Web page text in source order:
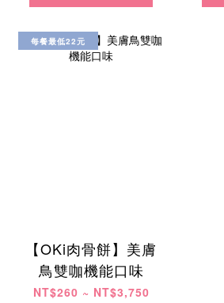
每餐最低22元
【OKi肉骨餅】美膚
鳥雙咖機能口味
NT$260 ~ NT$3,750